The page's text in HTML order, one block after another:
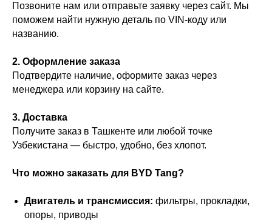
Позвоните нам или отправьте заявку через сайт. Мы
поможем найти нужную деталь по VIN-коду или
названию.
2. Оформление заказа
Подтвердите наличие, оформите заказ через
менеджера или корзину на сайте.
3. Доставка
Получите заказ в Ташкенте или любой точке
Узбекистана — быстро, удобно, без хлопот.
Что можно заказать для BYD Tang?
Двигатель и трансмиссия: фильтры, прокладки,
опоры, приводы